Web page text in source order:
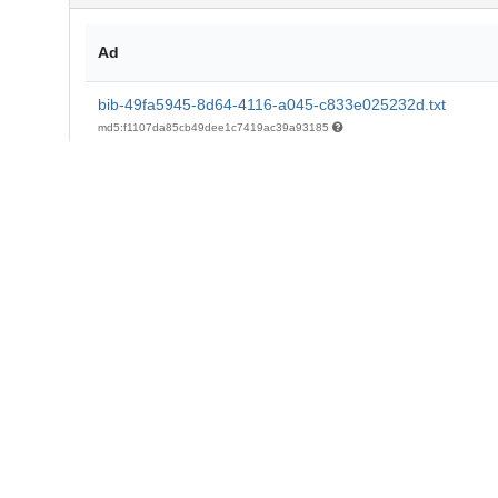
Ad
bib-49fa5945-8d64-4116-a045-c833e025232d.txt
md5:f1107da85cb49dee1c7419ac39a93185